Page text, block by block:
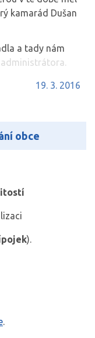
kamarád Dušan
a tady nám
administrátora.
19. 3. 2016
obce
).
.